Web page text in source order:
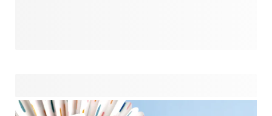
un simple adieu en une fête inoubliable. Après tout, la
retraite n'arrive qu'une fois, alors faites en sorte qu'elle